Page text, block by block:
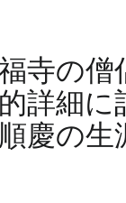
寺の
詳細
慶の